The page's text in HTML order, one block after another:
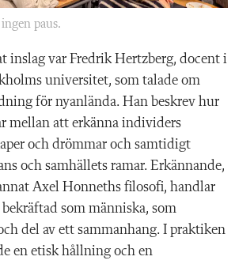
paus.
inslag var Fredrik Hertzberg, docent i
universitet, som talade om
för nyanlända. Han beskrev hur
mellan att erkänna individers
och drömmar och samtidigt
och samhällets ramar. Erkännande,
Axel Honneths filosofi, handlar
som människa, som
del av ett sammanhang. I praktiken
en etisk hållning och en